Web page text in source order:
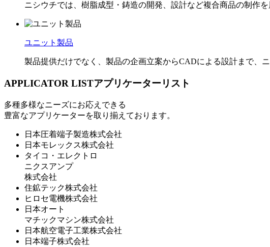
ニシウチでは、樹脂成型・鋳造の開発、設計など複合商品の制作
ユニット製品
製品提供だけでなく、製品の企画⽴案からCADによる設計まで、
APPLICATOR LISTアプリケーターリスト
多種多様なニーズにお応えできる
豊富なアプリケーターを取り揃えております。
⽇本圧着端⼦製造株式会社
⽇本モレックス株式会社
タイコ・エレクトロ
ニクスアンプ
株式会社
住鉱テック株式会社
ヒロセ電機株式会社
⽇本オート
マチックマシン株式会社
⽇本航空電⼦⼯業株式会社
⽇本端⼦株式会社